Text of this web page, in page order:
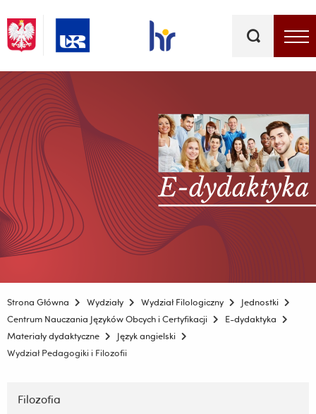
kluczowe
Menu - górna belka
Strona Główna Wydziały Wydział Filologiczny
Jednostki
Centrum Nauczania Języków Obcych i Certyfikacji
E-dydaktyka
Materiały dydaktyczne
Język angielski
Wydział Pedagogiki i Filozofii
nawigację
Filozofia